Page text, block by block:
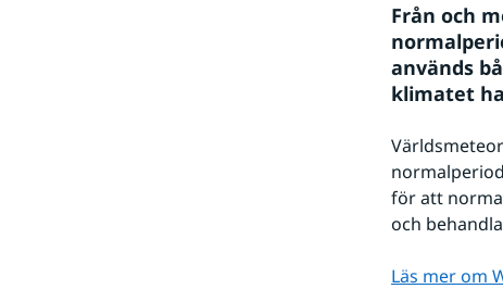
Från och
används
klimatet
för att
och
Läs mer om